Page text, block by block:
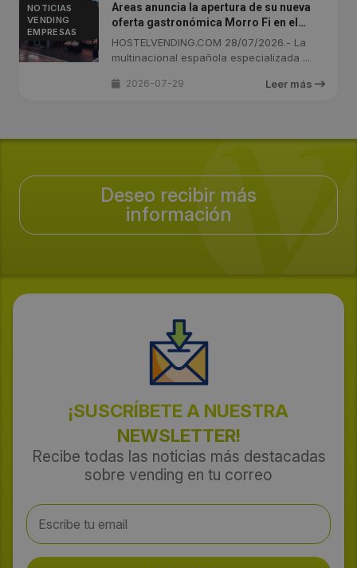
NOTICIAS
VENDING
EMPRESAS
Areas anuncia la apertura de su nueva
oferta gastronómica Morro Fi en el
Aeropuerto de Barcelona
HOSTELVENDING.COM 28/07/2026.- La
multinacional española especializada ...
2026-07-29 Leer más
Deseo recibir más
información
¡SUSCRÍBETE A NUESTRA
NEWSLETTER!
Recibe todas las noticias más destacadas
sobre vending en tu correo